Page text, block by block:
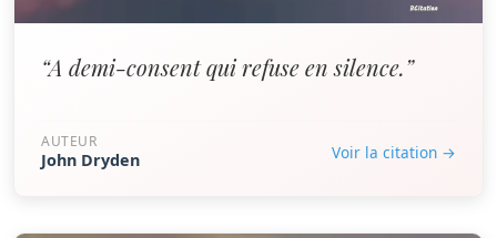
“A demi-consent qui refuse en silence.”
AUTEUR
John Dryden Voir la citation →